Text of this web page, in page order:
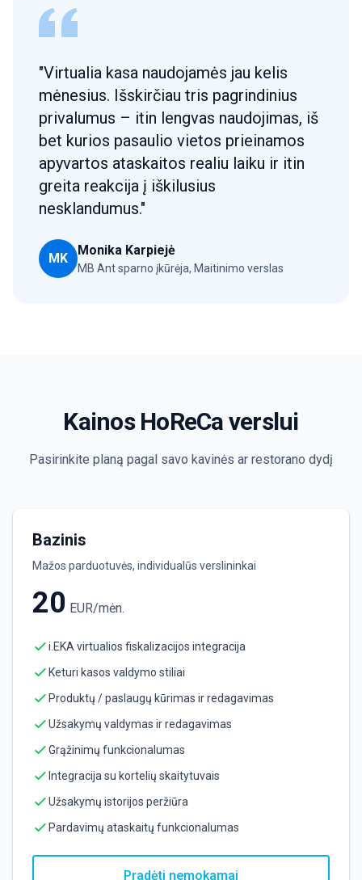
"Virtualia kasa naudojamės jau kelis
mėnesius. Išskirčiau tris pagrindinius
privalumus – itin lengvas naudojimas, iš
bet kurios pasaulio vietos prieinamos
apyvartos ataskaitos realiu laiku ir itin
greita reakcija į iškilusius
nesklandumus."
MK
Monika Karpiejė
MB Ant sparno įkūrėja, Maitinimo verslas
Kainos HoReCa verslui
Pasirinkite planą pagal savo kavinės ar restorano dydį
Bazinis
Mažos parduotuvės, individualūs verslininkai
20 EUR/mėn.
i.EKA virtualios fiskalizacijos integracija
Keturi kasos valdymo stiliai
Produktų / paslaugų kūrimas ir redagavimas
Užsakymų valdymas ir redagavimas
Grąžinimų funkcionalumas
Integracija su kortelių skaitytuvais
Užsakymų istorijos peržiūra
Pardavimų ataskaitų funkcionalumas
Pradėti nemokamai